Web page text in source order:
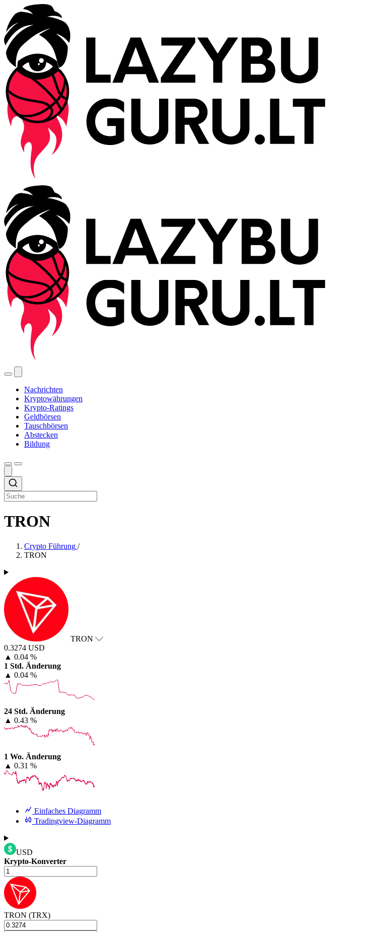
Nachrichten
Kryptowährungen
Krypto-Ratings
Geldbörsen
Tauschbörsen
Abstecken
Bildung
TRON
Crypto Führung /
TRON
TRON
0.3274 USD
▲ 0.04 %
1 Std. Änderung
▲ 0.04 %
24 Std. Änderung
▲ 0.43 %
1 Wo. Änderung
▲ 0.31 %
Einfaches Diagramm
Tradingview-Diagramm
USD
Krypto-Konverter
TRON (TRX)